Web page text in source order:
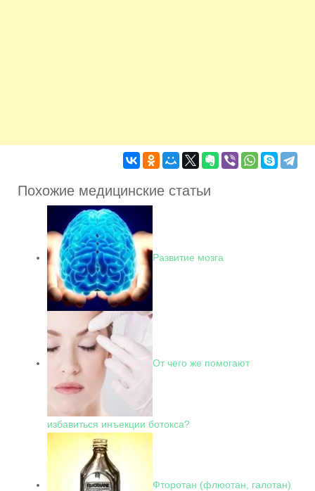
Похожие медицинские статьи
Развитие мозга
От чего же помогают
избавиться инъекции ботокса?
Фторотан (флюотан, галотан)